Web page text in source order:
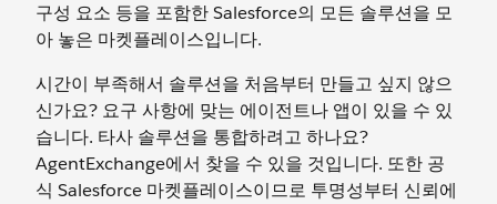
구성 요소 등을 포함한 Salesforce의 모든 솔루션을 모
아 놓은 마켓플레이스입니다.
시간이 부족해서 솔루션을 처음부터 만들고 싶지 않으
신가요? 요구 사항에 맞는 에이전트나 앱이 있을 수 있
습니다. 타사 솔루션을 통합하려고 하나요?
AgentExchange에서 찾을 수 있을 것입니다. 또한 공
식 Salesforce 마켓플레이스이므로 투명성부터 신뢰에